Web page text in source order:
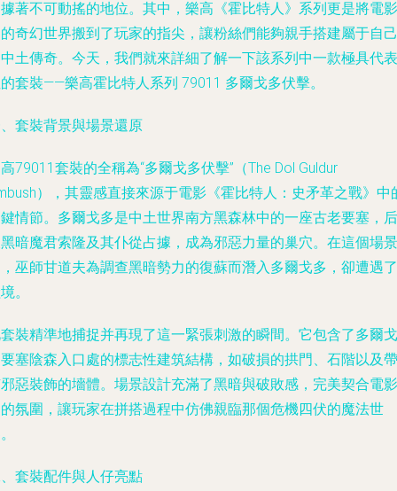
著不可動搖的地位。其中，樂高《霍比特人》系列更是將電影
奇幻世界搬到了玩家的指尖，讓粉絲們能夠親手搭建屬于自己
土傳奇。今天，我們就來詳細了解一下該系列中一款極具代表
套裝——樂高霍比特人系列 79011 多爾戈多伏擊。
套裝背景與場景還原
79011套裝的全稱為“多爾戈多伏擊”（The Dol Guldur
），其靈感直接來源于電影《霍比特人：史矛革之戰》中
情節。多爾戈多是中土世界南方黑森林中的一座古老要塞，后
暗魔君索隆及其仆從占據，成為邪惡力量的巢穴。在這個場景
巫師甘道夫為調查黑暗勢力的復蘇而潛入多爾戈多，卻遭遇了
。
裝精準地捕捉并再現了這一緊張刺激的瞬間。它包含了多爾戈
塞陰森入口處的標志性建筑結構，如破損的拱門、石階以及帶
惡裝飾的墻體。場景設計充滿了黑暗與破敗感，完美契合電影
氛圍，讓玩家在拼搭過程中仿佛親臨那個危機四伏的魔法世
套裝配件與人仔亮點